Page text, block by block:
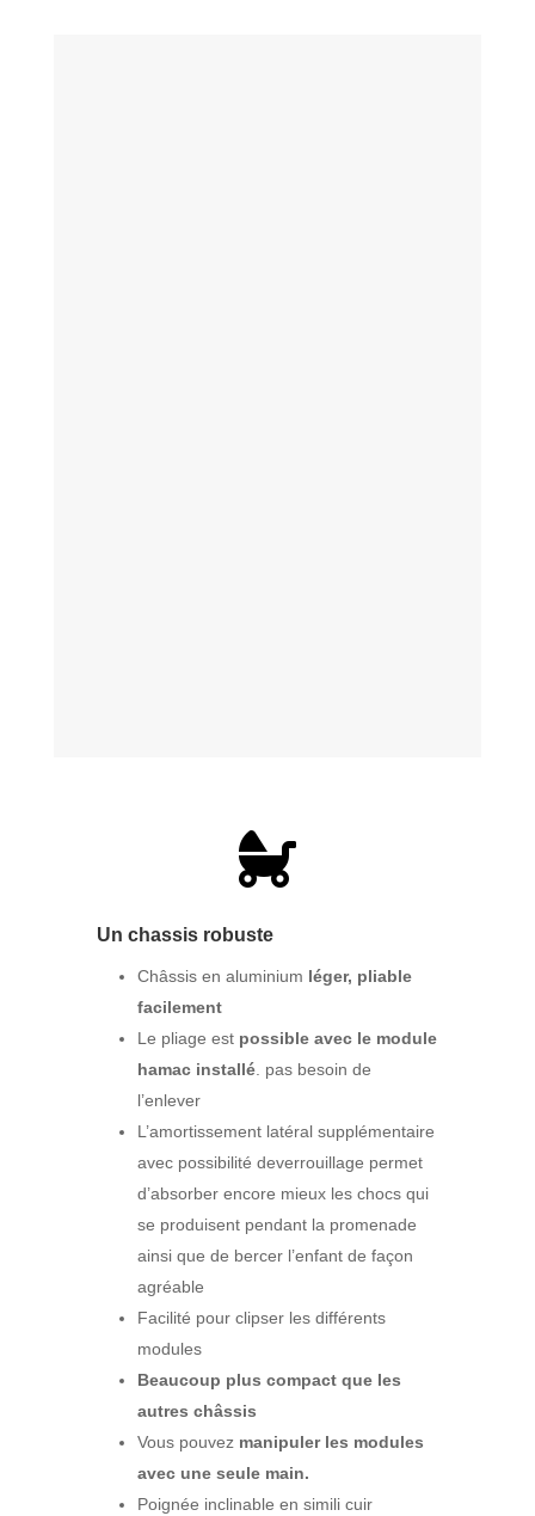

Un chassis robuste
Châssis en aluminium léger, pliable
facilement
Le pliage est possible avec le module
hamac installé. pas besoin de
l’enlever
L’amortissement latéral supplémentaire
avec possibilité deverrouillage permet
d’absorber encore mieux les chocs qui
se produisent pendant la promenade
ainsi que de bercer l’enfant de façon
agréable
Facilité pour clipser les différents
modules
Beaucoup plus compact que les
autres châssis
Vous pouvez manipuler les modules
avec une seule main.
Poignée inclinable en simili cuir